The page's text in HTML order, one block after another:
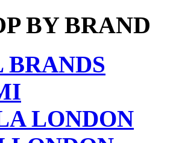
BY BRAND
LONDON